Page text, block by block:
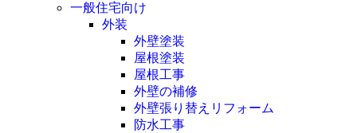
一般住宅向け
外装
外壁塗装
屋根塗装
屋根工事
外壁の補修
外壁張り替えリフォーム
防水工事